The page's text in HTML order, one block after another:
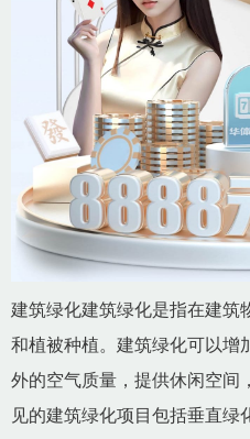
建筑绿化建筑绿化是指在建筑
和植被种植。建筑绿化可以增
外的空气质量，提供休闲空间
见的建筑绿化项目包括垂直绿